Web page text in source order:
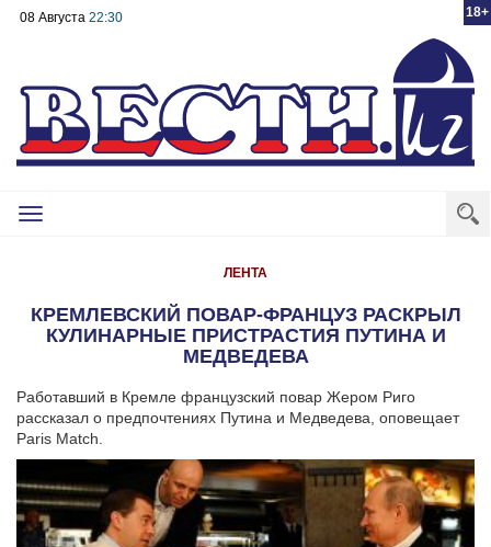
18+
08 Августа 22:30
Toggle
ЛЕНТА
КРЕМЛЕВСКИЙ ПОВАР-ФРАНЦУЗ РАСКРЫЛ
КУЛИНАРНЫЕ ПРИСТРАСТИЯ ПУТИНА И
МЕДВЕДЕВА
Работавший в Кремле французский повар Жером Риго
рассказал о предпочтениях Путина и Медведева, оповещает
Paris Match.